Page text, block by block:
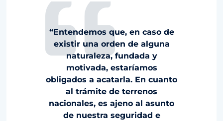
“Entendemos que, en caso de
existir una orden de alguna
naturaleza, fundada y
motivada, estaríamos
obligados a acatarla. En cuanto
al trámite de terrenos
nacionales, es ajeno al asunto
de nuestra seguridad e